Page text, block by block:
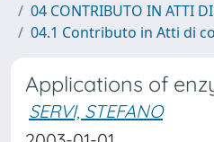
04 CONTRIBUTO IN ATTI
04.1 Contributo in Atti di
Applications of
SERVI, STEFANO